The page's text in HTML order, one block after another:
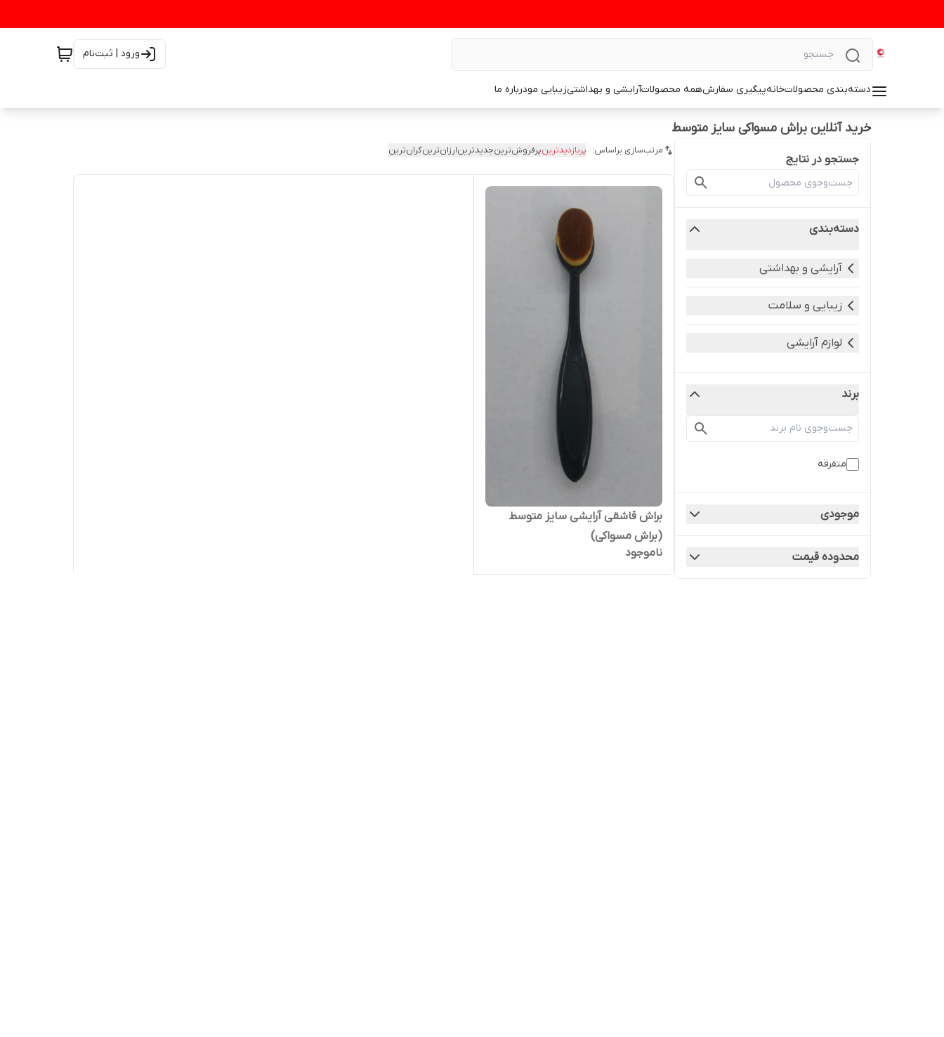
ورود | ثبت‌نام
دسته‌بندی محصولاتخانهپیگیری سفارشهمه محصولاتآرایشی و بهداشتیزیبایی مودرباره ما
خرید آنلاین براش مسواکی سایز متوسط
جستجو در نتایج
دسته‌بندی
آرایشی و بهداشتی
زیبایی و سلامت
لوازم آرایشی
برند
متفرقه
موجودی
محدوده قیمت
مرتب‌سازی براساس: پربازدیدترینپرفروش‌ترینجدیدترینارزان‌ترینگران‌ترین
براش قاشقی آرایشی سایز متوسط
(براش مسواکی)
ناموجود